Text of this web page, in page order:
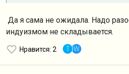
Да я сама не ожидала. Надо
индуизмом не складывается.
Нравится: 2 T W